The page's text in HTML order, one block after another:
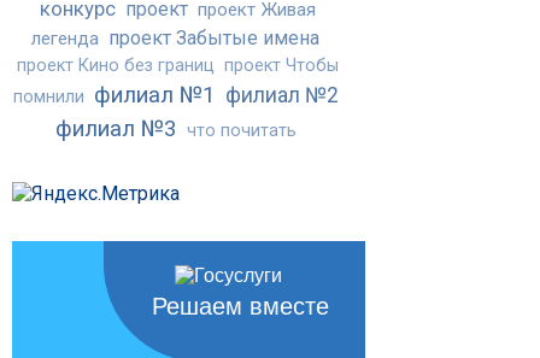
конкурс проект проект Живая
легенда проект Забытые имена
проект Кино без границ проект Чтобы
помнили филиал №1 филиал №2
филиал №3 что почитать
Решаем вместе